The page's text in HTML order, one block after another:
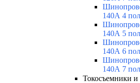
140А 4
140А 5
140А 6
140А 7
Токосъемники